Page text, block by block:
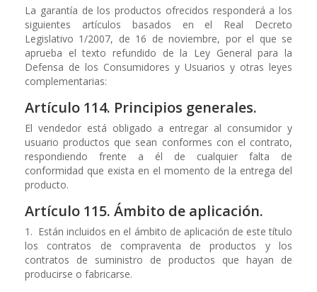
La garantía de los productos ofrecidos responderá a los
siguientes artículos basados en el Real Decreto
Legislativo 1/2007, de 16 de noviembre, por el que se
aprueba el texto refundido de la Ley General para la
Defensa de los Consumidores y Usuarios y otras leyes
complementarias:
Artículo 114. Principios generales.
El vendedor está obligado a entregar al consumidor y
usuario productos que sean conformes con el contrato,
respondiendo frente a él de cualquier falta de
conformidad que exista en el momento de la entrega del
producto.
Artículo 115. Ámbito de aplicación.
1. Están incluidos en el ámbito de aplicación de este título
los contratos de compraventa de productos y los
contratos de suministro de productos que hayan de
producirse o fabricarse.